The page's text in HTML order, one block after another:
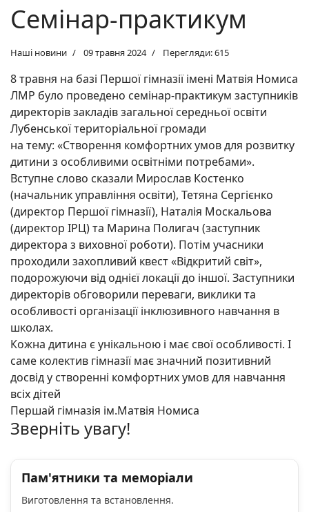
Семінар-практикум
Наші новини 09 травня 2024 Перегляди: 615
8 травня на базі Першої гімназії імені Матвія Номиса
ЛМР було проведено семінар-практикум заступників
директорів закладів загальної середньої освіти
Лубенської територіальної громади
на тему: «Створення комфортних умов для розвитку
дитини з особливими освітніми потребами».
Вступне слово сказали Мирослав Костенко
(начальник управління освіти), Тетяна Сергієнко
(директор Першої гімназії), Наталія Москальова
(директор ІРЦ) та Марина Полигач (заступник
директора з виховної роботи). Потім учасники
проходили захопливий квест «Відкритий світ»,
подорожуючи від однієї локації до іншої. Заступники
директорів обговорили переваги, виклики та
особливості організації інклюзивного навчання в
школах.
Кожна дитина є унікальною і має свої особливості. І
саме колектив гімназії має значний позитивний
досвід у створенні комфортних умов для навчання
всіх дітей
Першай гімназія ім.Матвія Номиса
Зверніть увагу!
Пам'ятники та меморіали
Виготовлення та встановлення.